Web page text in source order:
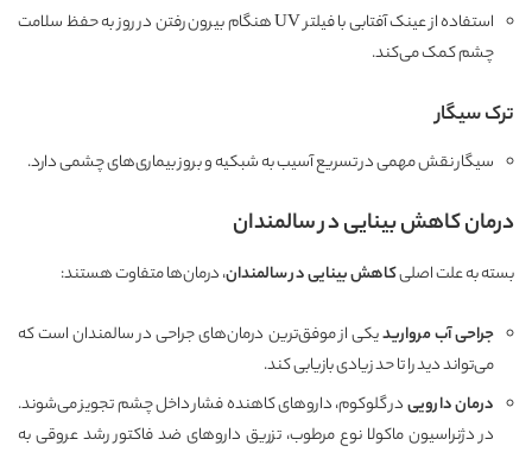
استفاده از عینک آفتابی با فیلتر UV هنگام بیرون رفتن در روز به حفظ سلامت
چشم کمک می‌کند.
ترک سیگار
سیگار نقش مهمی در تسریع آسیب به شبکیه و بروز بیماری‌های چشمی دارد.
درمان کاهش بینایی در سالمندان
بسته به علت اصلیکاهش بینایی در سالمندان، درمان‌ها متفاوت هستند:
جراحی آب مرواریدیکی از موفق‌ترین درمان‌های جراحی در سالمندان است که
می‌تواند دید را تا حد زیادی بازیابی کند.
درمان داروییدر گلوکوم، داروهای کاهنده فشار داخل چشم تجویز می‌شوند.
در دژنراسیون ماکولا نوع مرطوب، تزریق داروهای ضد فاکتور رشد عروقی به